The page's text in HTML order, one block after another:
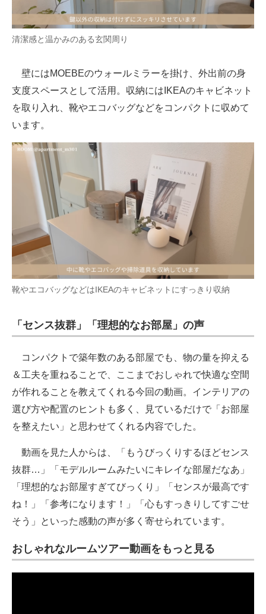
清潔感と温かみのある玄関周り
壁にはMOEBEのウォールミラーを掛け、外出前の身
支度スペースとして活用。収納にはIKEAのキャビネット
を取り入れ、靴やエコバッグなどをコンパクトに収めて
います。
靴やエコバッグなどはIKEAのキャビネットにすっきり収納
「センス抜群」「理想的なお部屋」の声
コンパクトで築年数のある部屋でも、物の量を抑える
＆工夫を重ねることで、ここまでおしゃれで快適な空間
が作れることを教えてくれる今回の動画。インテリアの
選び方や配置のヒントも多く、見ているだけで「お部屋
を整えたい」と思わせてくれる内容でした。
動画を見た人からは、「もうびっくりするほどセンス
抜群…」「モデルルームみたいにキレイな部屋だなあ」
「理想的なお部屋すぎてびっくり」「センスが最高です
ね！」「参考になります！」「心もすっきりしてすごせ
そう」といった感動の声が多く寄せられています。
おしゃれなルームツアー動画をもっと見る